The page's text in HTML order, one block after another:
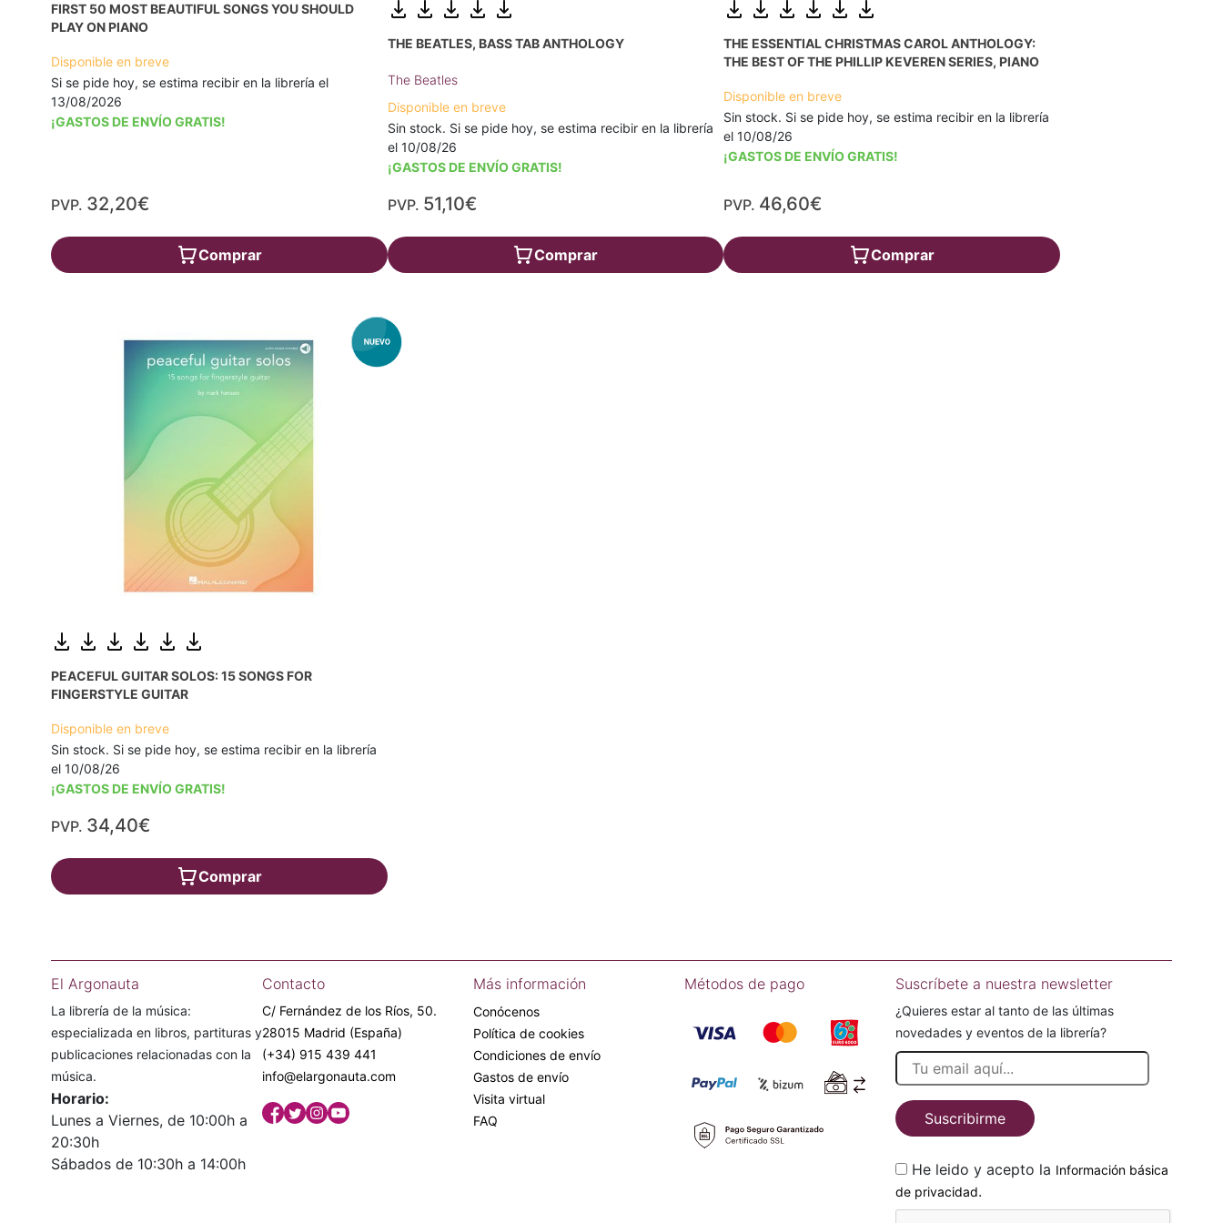
FIRST 50 MOST BEAUTIFUL SONGS YOU SHOULD
PLAY ON PIANO
Disponible en breve
Si se pide hoy, se estima recibir en la librería el
13/08/2026
¡GASTOS DE ENVÍO GRATIS!
PVP. 32,20€
Comprar
THE BEATLES, BASS TAB ANTHOLOGY
The Beatles
Disponible en breve
Sin stock. Si se pide hoy, se estima recibir en la librería
el 10/08/26
¡GASTOS DE ENVÍO GRATIS!
PVP. 51,10€
Comprar
THE ESSENTIAL CHRISTMAS CAROL ANTHOLOGY:
THE BEST OF THE PHILLIP KEVEREN SERIES, PIANO
Disponible en breve
Sin stock. Si se pide hoy, se estima recibir en la librería
el 10/08/26
¡GASTOS DE ENVÍO GRATIS!
PVP. 46,60€
Comprar
PEACEFUL GUITAR SOLOS: 15 SONGS FOR
FINGERSTYLE GUITAR
Disponible en breve
Sin stock. Si se pide hoy, se estima recibir en la librería
el 10/08/26
¡GASTOS DE ENVÍO GRATIS!
PVP. 34,40€
Comprar
El Argonauta
La librería de la música:
especializada en libros, partituras y
publicaciones relacionadas con la
música.
Horario:
Lunes a Viernes, de 10:00h a
20:30h
Sábados de 10:30h a 14:00h
Contacto
C/ Fernández de los Ríos, 50.
28015 Madrid (España)
(+34) 915 439 441
info@elargonauta.com
Más información
Conócenos
Política de cookies
Condiciones de envío
Gastos de envío
Visita virtual
FAQ
Métodos de pago Suscríbete a nuestra newsletter
¿Quieres estar al tanto de las últimas
novedades y eventos de la librería?
Suscribirme
He leido y acepto la Información básica
de privacidad.